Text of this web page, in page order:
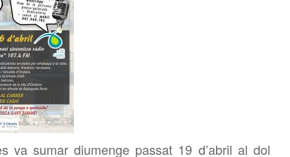
va sumar diumenge passat 19 d’abril al dol